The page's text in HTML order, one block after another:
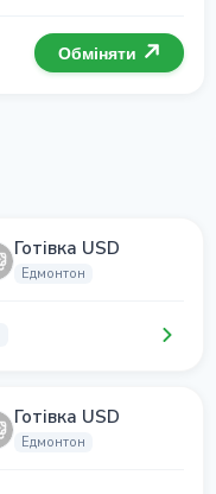
Обміняти
Готівка USD
Едмонтон
Готівка USD
Едмонтон